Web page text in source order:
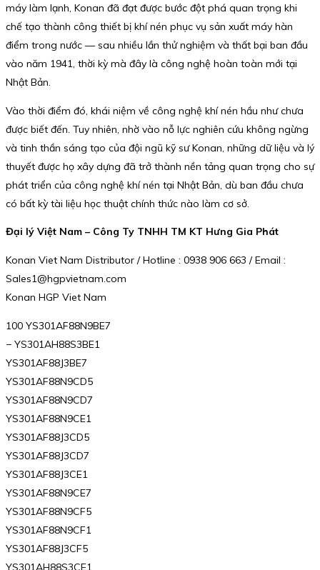
máy làm lạnh, Konan đã đạt được bước đột phá quan trọng khi
chế tạo thành công thiết bị khí nén phục vụ sản xuất máy hàn
điểm trong nước — sau nhiều lần thử nghiệm và thất bại ban đầu
vào năm 1941, thời kỳ mà đây là công nghệ hoàn toàn mới tại
Nhật Bản.
Vào thời điểm đó, khái niệm về công nghệ khí nén hầu như chưa
được biết đến. Tuy nhiên, nhờ vào nỗ lực nghiên cứu không ngừng
và tinh thần sáng tạo của đội ngũ kỹ sư Konan, những dữ liệu và lý
thuyết được họ xây dựng đã trở thành nền tảng quan trọng cho sự
phát triển của công nghệ khí nén tại Nhật Bản, dù ban đầu chưa
có bất kỳ tài liệu học thuật chính thức nào làm cơ sở.
Đại lý Việt Nam – Công Ty TNHH TM KT Hưng Gia Phát
Konan Viet Nam Distributor / Hotline : 0938 906 663 / Email :
Sales1@hgpvietnam.com
Konan HGP Viet Nam
100 YS301AF88N9BE7
− YS301AH88S3BE1
YS301AF88J3BE7
YS301AF88N9CD5
YS301AF88N9CD7
YS301AF88N9CE1
YS301AF88J3CD5
YS301AF88J3CD7
YS301AF88J3CE1
YS301AF88N9CE7
YS301AF88N9CF5
YS301AF88N9CF1
YS301AF88J3CF5
YS301AH88S3CE1